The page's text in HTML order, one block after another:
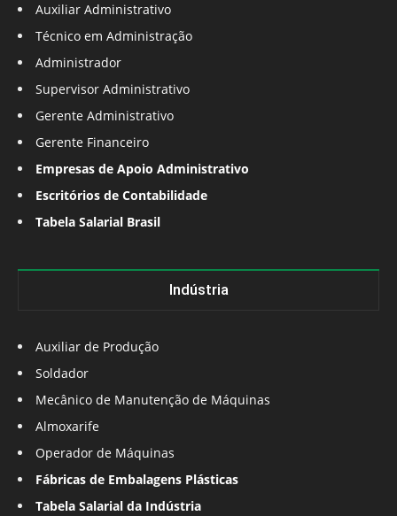
Auxiliar Administrativo
Técnico em Administração
Administrador
Supervisor Administrativo
Gerente Administrativo
Gerente Financeiro
Empresas de Apoio Administrativo
Escritórios de Contabilidade
Tabela Salarial Brasil
Indústria
Auxiliar de Produção
Soldador
Mecânico de Manutenção de Máquinas
Almoxarife
Operador de Máquinas
Fábricas de Embalagens Plásticas
Tabela Salarial da Indústria